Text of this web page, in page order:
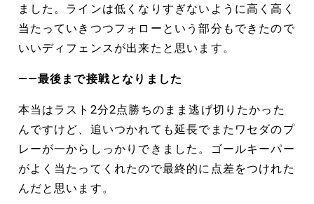
ました。ラインは低くなりすぎないように高く高く
当たっていきつつフォローという部分もできたので
いいディフェンスが出来たと思います。
――最後まで接戦となりました
本当はラスト2分2点勝ちのまま逃げ切りたかった
んですけど、追いつかれても延長でまたワセダのプ
レーが一からしっかりできました。ゴールキーパー
がよく当たってくれたので最終的に点差をつけれた
んだと思います。